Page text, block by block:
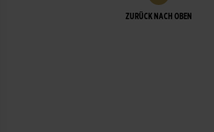
ZURÜCK NACH OBEN